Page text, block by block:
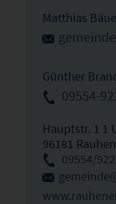
Matthias
Günther
09554-
Hauptstr. 1 1
96181
09554/